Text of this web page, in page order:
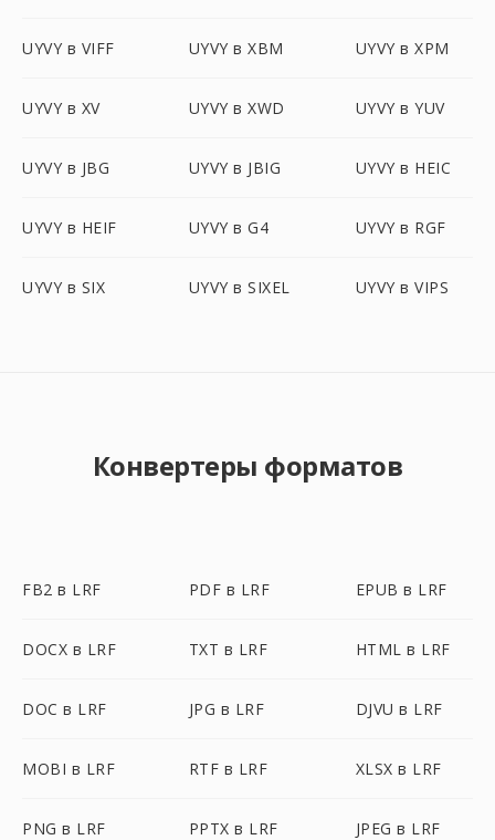
UYVY в VIFF UYVY в XBM UYVY в XPM
UYVY в XV UYVY в XWD UYVY в YUV
UYVY в JBG UYVY в JBIG UYVY в HEIC
UYVY в HEIF UYVY в G4 UYVY в RGF
UYVY в SIX UYVY в SIXEL UYVY в VIPS
Конвертеры форматов
FB2 в LRF PDF в LRF EPUB в LRF
DOCX в LRF TXT в LRF HTML в LRF
DOC в LRF JPG в LRF DJVU в LRF
MOBI в LRF RTF в LRF XLSX в LRF
PNG в LRF PPTX в LRF JPEG в LRF